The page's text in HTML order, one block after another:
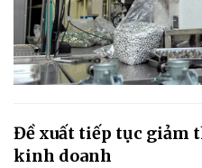
Đề xuất tiếp tục giảm
kinh doanh